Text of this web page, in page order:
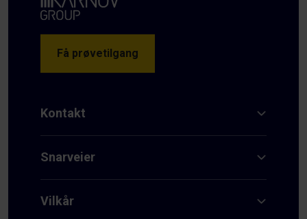
Få prøvetilgang
Kontakt
Snarveier
Vilkår